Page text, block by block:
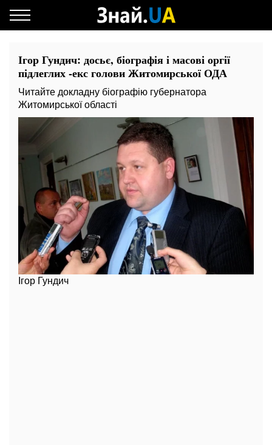
Ігор Гундич: досьє, біографія і масові оргії
підлеглих -екс голови Житомирської ОДА
Читайте докладну біографію губернатора
Житомирської області
Ігор Гундич